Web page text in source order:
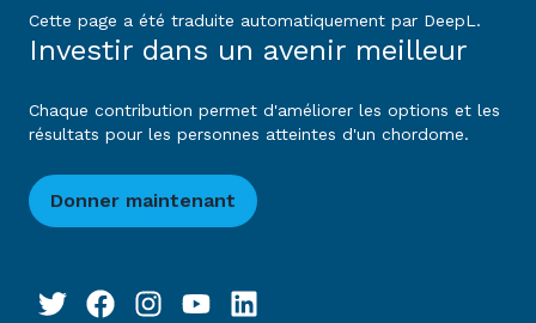
Cette page a été traduite automatiquement par DeepL.
Investir dans un avenir meilleur
Chaque contribution permet d'améliorer les options et les
résultats pour les personnes atteintes d'un chordome.
Donner maintenant